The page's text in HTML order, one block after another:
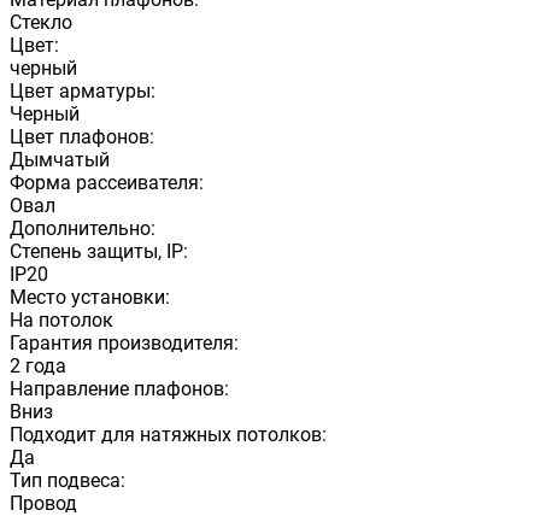
Стекло
Цвет:
черный
Цвет арматуры:
Черный
Цвет плафонов:
Дымчатый
Форма рассеивателя:
Овал
Дополнительно:
Степень защиты, IP:
IP20
Место установки:
На потолок
Гарантия производителя:
2 года
Направление плафонов:
Вниз
Подходит для натяжных потолков:
Да
Тип подвеса:
Провод